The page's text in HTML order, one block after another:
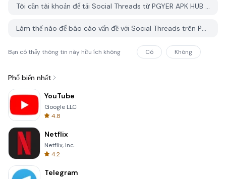
Tôi cần tài khoản để tải Social Threads từ PGYER APK HUB không?
Làm thế nào để báo cáo vấn đề với Social Threads trên PGYER APK HUB?
Bạn có thấy thông tin này hữu ích không Có Không
Phổ biến nhất
YouTube
Google LLC
4.8
Netflix
Netflix, Inc.
4.2
Telegram